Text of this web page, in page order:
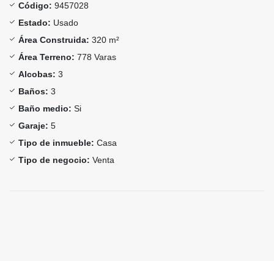
Código: 9457028
Estado: Usado
Área Construida: 320 m²
Área Terreno: 778 Varas
Alcobas: 3
Baños: 3
Baño medio: Si
Garaje: 5
Tipo de inmueble: Casa
Tipo de negocio: Venta